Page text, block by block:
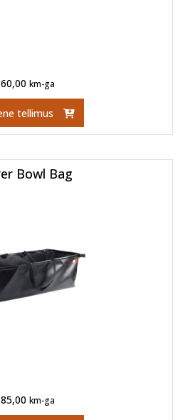
60,00 km-ga
tellimus
Bowl Bag
85,00 km-ga